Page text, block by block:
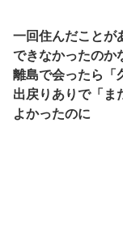
一回住んだことが
できなかったのか
離島で会ったら「
出戻りありで「ま
よかったのに